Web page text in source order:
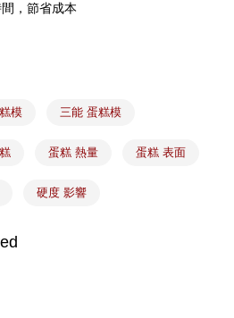
，節省成本
模 三能 蛋糕模
蛋糕 熱量 蛋糕 表面
硬度 影響